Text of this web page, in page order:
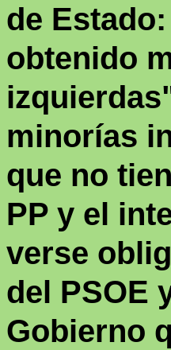
de
obtenido
minorías
que no
PP y el
verse
del PSOE
Gobierno